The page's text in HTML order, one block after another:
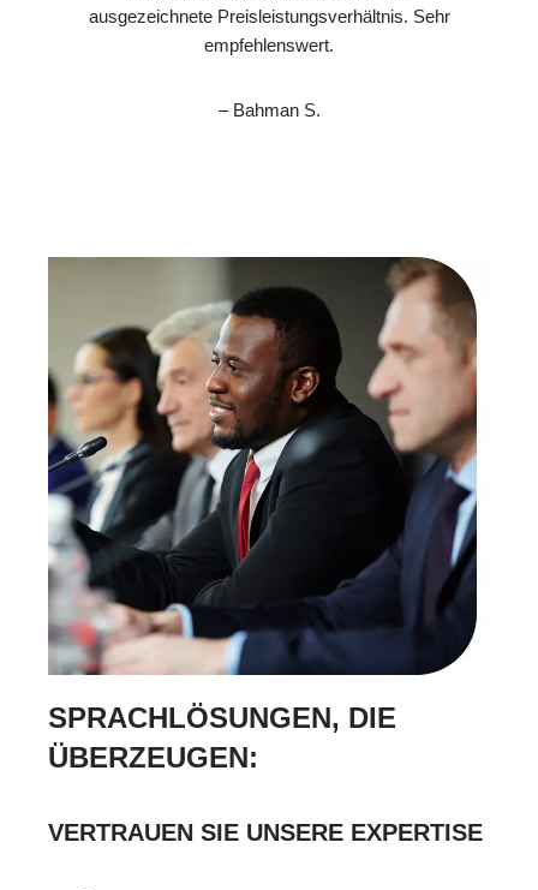
ausgezeichnete Preisleistungsverhältnis. Sehr
empfehlenswert.
– Bahman S.
SPRACHLÖSUNGEN, DIE
ÜBERZEUGEN:
VERTRAUEN SIE UNSERE EXPERTISE